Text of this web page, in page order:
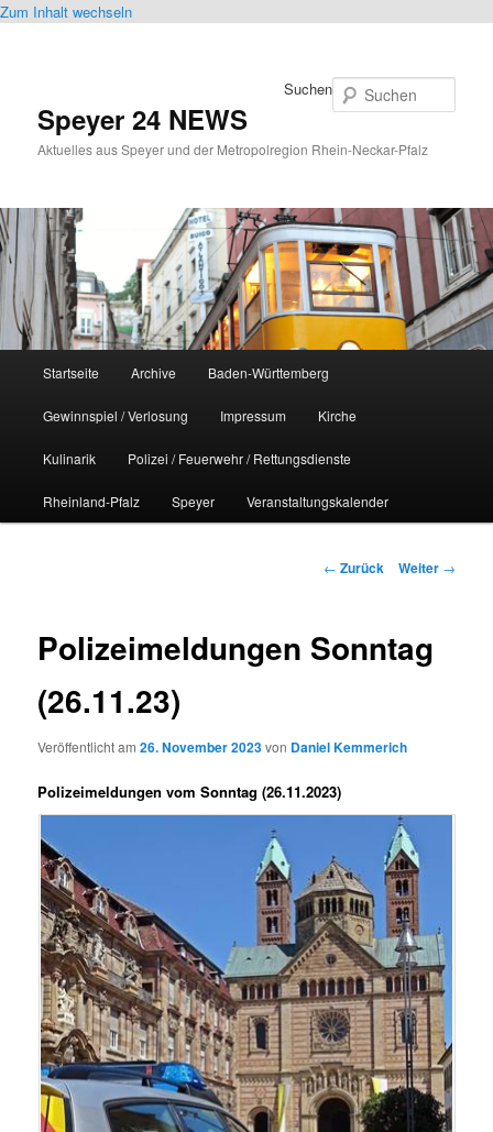
Zum Inhalt wechseln
Speyer 24 NEWS
Aktuelles aus Speyer und der Metropolregion Rhein-Neckar-Pfalz
Suchen
Startseite Archive Baden-Württemberg
Gewinnspiel / Verlosung Impressum Kirche
Kulinarik Polizei / Feuerwehr / Rettungsdienste
Rheinland-Pfalz Speyer Veranstaltungskalender
Beitrags-
← Zurück Weiter →
Polizeimeldungen Sonntag
(26.11.23)
Veröffentlicht am26. November 2023von Daniel Kemmerich
Polizeimeldungen vom Sonntag (26.11.2023)